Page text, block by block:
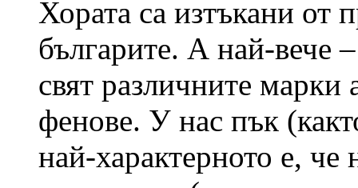
Хората са изтъкани от
българите. А най-вече
свят различните марки
фенове. У нас пък
най-характерното е,